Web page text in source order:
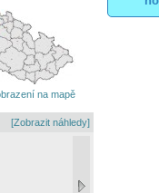
na mapě
[Zobrazit náhledy]